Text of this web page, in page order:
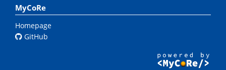
MyCoRe
Homepage
GitHub